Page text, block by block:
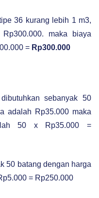
36 kurang lebih 1 m3,
maka biaya
= Rp300.000
sebanyak 50
adalah Rp35.000 maka
50 x Rp35.000 =
50 batang dengan harga
= Rp250.000